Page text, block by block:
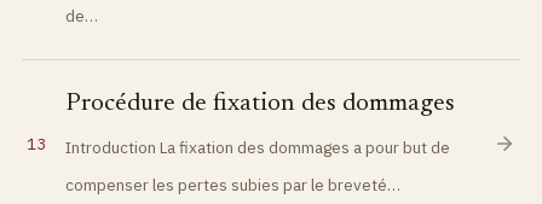
de…
13
Procédure de fixation des dommages
Introduction La fixation des dommages a pour but de
compenser les pertes subies par le breveté…